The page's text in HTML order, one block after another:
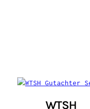
WTSH